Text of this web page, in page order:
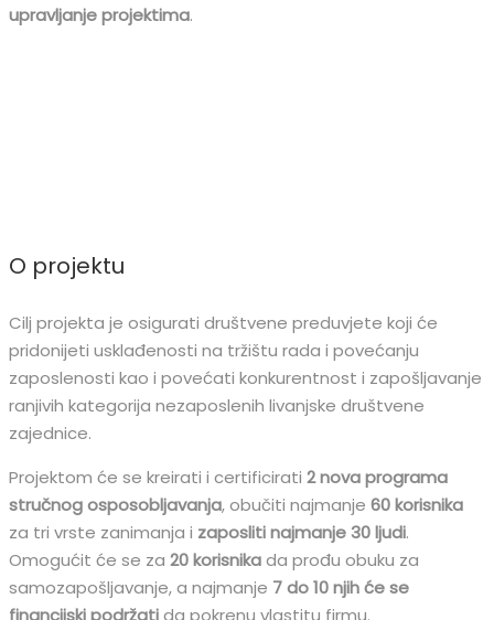
upravljanje projektima.
O projektu
Cilj projekta je osigurati društvene preduvjete koji će
pridonijeti usklađenosti na tržištu rada i povećanju
zaposlenosti kao i povećati konkurentnost i zapošljavanje
ranjivih kategorija nezaposlenih livanjske društvene
zajednice.
Projektom će se kreirati i certificirati 2 nova programa
stručnog osposobljavanja, obučiti najmanje 60 korisnika
za tri vrste zanimanja i zaposliti najmanje 30 ljudi.
Omogućit će se za 20 korisnikada prođu obuku za
samozapošljavanje, a najmanje 7 do 10 njih će se
financijski podržatida pokrenu vlastitu firmu.